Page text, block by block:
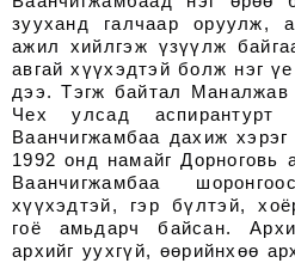
зууханд галчаар оруулж,
ажил хийлгэж үзүүлж
авгай хүүхэдтэй болж нэг
дээ. Тэгж байтал
Чех улсад
Ваанчигжамбаа дахиж
1992 онд намайг Дорноговь
Ваанчигжамбаа
хүүхэдтэй, гэр бүлтэй,
гоё амьдарч байсан.
архийг уухгүй, өөрийнхөө